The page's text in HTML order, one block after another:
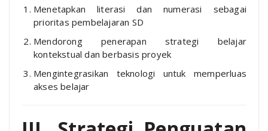
Menetapkan literasi dan numerasi sebagai
prioritas pembelajaran SD
Mendorong penerapan strategi belajar
kontekstual dan berbasis proyek
Mengintegrasikan teknologi untuk memperluas
akses belajar